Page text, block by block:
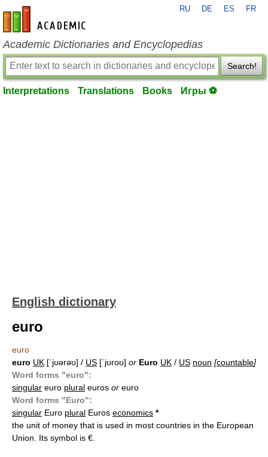
en-academic.com
RU DE ES FR
Academic Dictionaries and Encyclopedias
Search!
Interpretations Translations Books Игры ⚽
English dictionary
euro
euro
euro UK [ˈjʊərəʊ] / US [ˈjʊroʊ] or Euro UK / US noun [countable]
Word forms "euro":
singular euro plural euros or euro
Word forms "Euro":
singular Euro plural Euros economics *
the unit of money that is used in most countries in the European
Union. Its symbol is €.